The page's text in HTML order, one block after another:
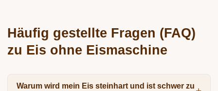
Häufig gestellte Fragen (FAQ)
zu Eis ohne Eismaschine
Warum wird mein Eis steinhart und ist schwer zu